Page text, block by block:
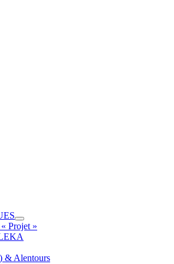
Projet »
& Alentours